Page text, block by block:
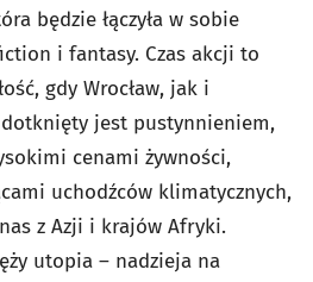
będzie łączyła w sobie
i fantasy. Czas akcji to
gdy Wrocław, jak i
jest pustynnieniem,
cenami żywności,
uchodźców klimatycznych,
z Azji i krajów Afryki.
utopia – nadzieja na